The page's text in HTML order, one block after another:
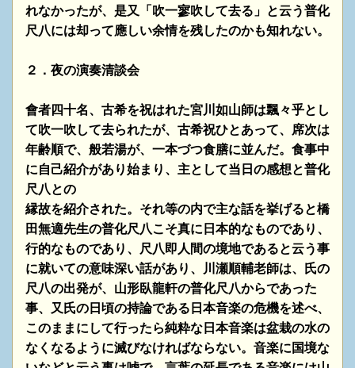
れなかったが、 是又「吹一寥吹して去る」と云う普化
尺八には却って應しい余情を残したのかも知れない。
２． 夜の演奏清談会
會者四十名、古希を祝はれた宮川如山師は飄々乎とし
て吹一吹して去られたが、古希祝ひとあって、席次は
年齢順で、般若湯が、一本づつ食膳に並んだ。食事中
に自己紹介があり始まり、主として当日の感想と普化
尺八との
縁故を紹介された。それ等の内で主な話を挙げると橋
田無適先生の普化尺八こそ真に日本的なものであり、
行的なものであり、尺八即人間の境地であると云う事
に就いての意味深い話があり、川瀬順輔老師は、氏の
尺八の出発が、山形臥龍軒の普化尺八からであった
事、又氏の日頃の持論である日本音楽の危機を述べ、
このままに して行ったら純粋な日本音楽は盆栽の水の
なくなるように滅びなければならない。音楽に国境な